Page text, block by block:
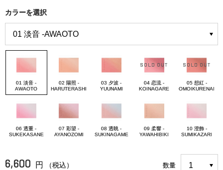
カラーを選択
01 淡音 -
AWAOTO
02 陽照 -
HARUTERASHI
03 夕波 -
YUUNAMI
04 恋流 -
KOINAGARE
05 想紅 -
OMOIKURENAI
06 透重 -
SUKEKASANE
07 彩望 -
AYANOZOMI
08 透眺 -
SUKINAGAME
09 柔響 -
YAWAHIBIKI
10 澄飾 -
SUMIKAZARI
6,600 円 （税込） 数量